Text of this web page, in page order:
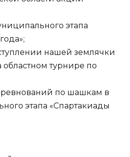
этапа
нашей землячки
турнире по
по шашкам в
этапа «Спартакиады